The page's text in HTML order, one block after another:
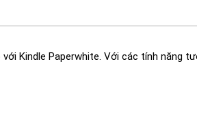
Kindle Paperwhite. Với các tính năng